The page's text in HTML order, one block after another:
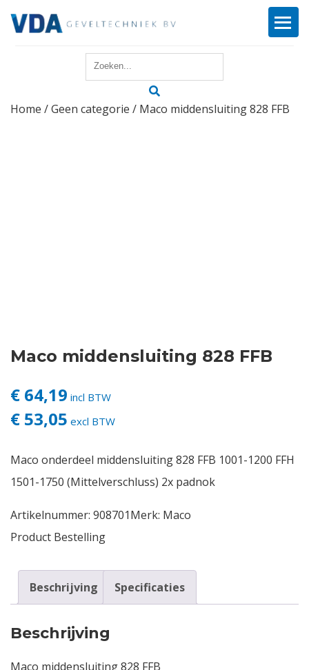
Reparatie
Vacatures
Home /Geen categorie / Maco middensluiting 828 FFB
Maco middensluiting 828 FFB
€ 64,19 incl BTW
€ 53,05 excl BTW
Maco onderdeel middensluiting 828 FFB 1001-1200 FFH
1501-1750 (Mittelverschluss) 2x padnok
Artikelnummer: 908701Merk: Maco
Product Bestelling
Beschrijving Specificaties
Beschrijving
Maco middensluiting 828 FFB